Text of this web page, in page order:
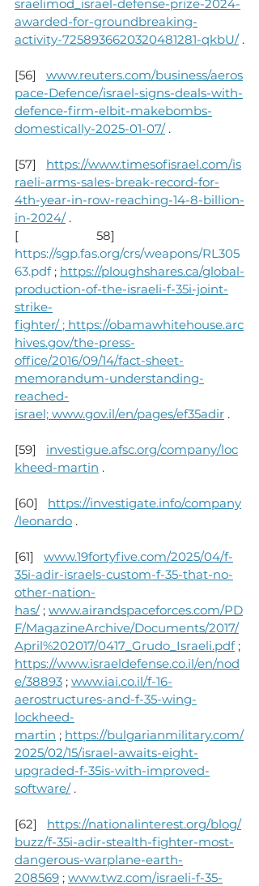
sraelimod_israel-defense-prize-2024-
awarded-for-groundbreaking-
activity-7258936620320481281-qkbU/ .
[56] www.reuters.com/business/aeros
pace-Defence/israel-signs-deals-with-
defence-firm-elbit-makebombs-
domestically-2025-01-07/ .
[57] https://www.timesofisrael.com/is
raeli-arms-sales-break-record-for-
4th-year-in-row-reaching-14-8-billion-
in-2024/ .
[                        58]
https://sgp.fas.org/crs/weapons/RL305
63.pdf ; https://ploughshares.ca/global-
production-of-the-israeli-f-35i-joint-
strike-
fighter/ ; https://obamawhitehouse.arc
hives.gov/the-press-
office/2016/09/14/fact-sheet-
memorandum-understanding-
reached-
israel; www.gov.il/en/pages/ef35adir .
[59] investigue.afsc.org/company/loc
kheed-martin .
[60] https://investigate.info/company
/leonardo .
[61] www.19fortyfive.com/2025/04/f-
35i-adir-israels-custom-f-35-that-no-
other-nation-
has/ ; www.airandspaceforces.com/PD
F/MagazineArchive/Documents/2017/
April%202017/0417_Grudo_Israeli.pdf ;
https://www.israeldefense.co.il/en/nod
e/38893 ; www.iai.co.il/f-16-
aerostructures-and-f-35-wing-
lockheed-
martin ; https://bulgarianmilitary.com/
2025/02/15/israel-awaits-eight-
upgraded-f-35is-with-improved-
software/ .
[62] https://nationalinterest.org/blog/
buzz/f-35i-adir-stealth-fighter-most-
dangerous-warplane-earth-
208569 ; www.twz.com/israeli-f-35-